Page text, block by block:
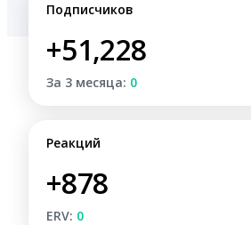
Подписчиков
+51,228
За 3 месяца: 0
Реакций
+878
ERV: 0